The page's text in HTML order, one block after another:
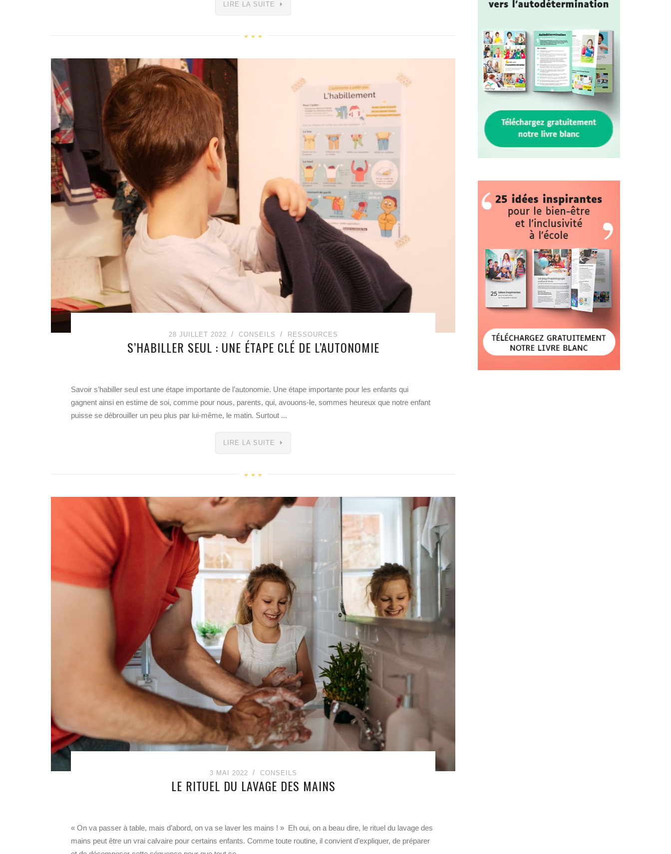
LIRE LA SUITE
28 JUILLET 2022 CONSEILS RESSOURCES
S’HABILLER SEUL : UNE ÉTAPE CLÉ DE L’AUTONOMIE
Savoir s’habiller seul est une étape importante de l’autonomie. Une étape importante pour les enfants qui
gagnent ainsi en estime de soi, comme pour nous, parents, qui, avouons-le, sommes heureux que notre enfant
puisse se débrouiller un peu plus par lui-même, le matin. Surtout ...
LIRE LA SUITE
3 MAI 2022 CONSEILS
LE RITUEL DU LAVAGE DES MAINS
« On va passer à table, mais d’abord, on va se laver les mains ! » Eh oui, on a beau dire, le rituel du lavage des
mains peut être un vrai calvaire pour certains enfants. Comme toute routine, il convient d’expliquer, de préparer